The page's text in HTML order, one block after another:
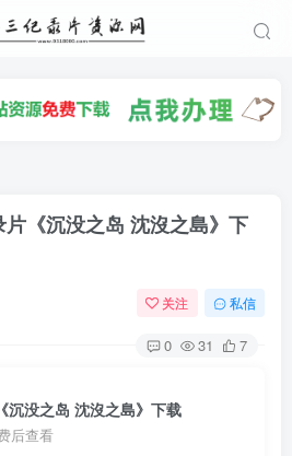
《沉没之岛 沈沒之島》下
关注 私信
0 31 7
沉没之岛 沈沒之島》下载
后查看